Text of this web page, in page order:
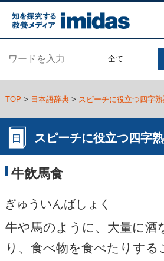
TOP > 日本語辞典> スピーチに役立つ四字
スピーチに役立つ四字
牛飲馬食
ぎゅういんばしょく
牛や馬のように、大量に酒
り、食べ物を食べたりする